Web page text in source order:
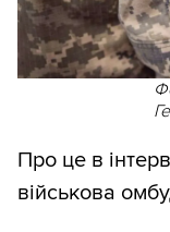
Про це в
військова